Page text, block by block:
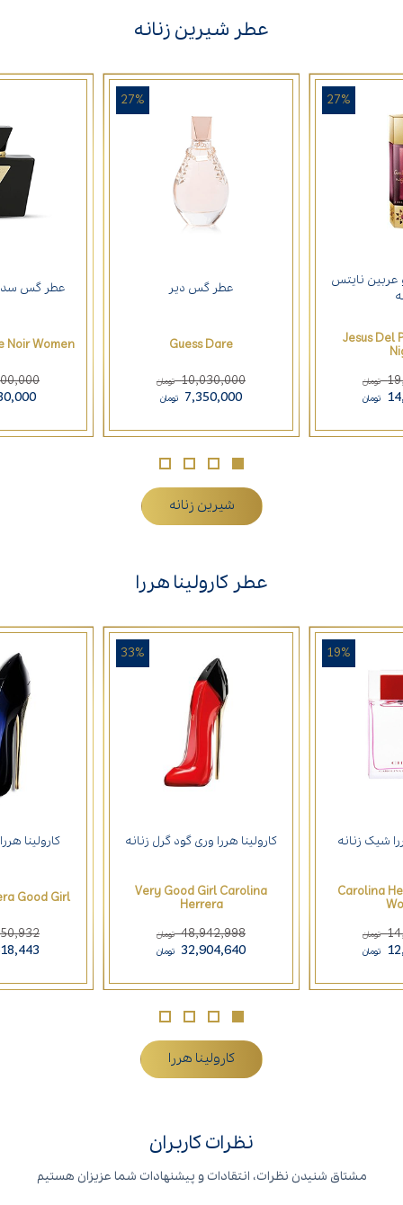
عطر شیرین زنانه
27%
نایتس
Jesus Del
تومان
تومان
27%
عطر گس دیر
Guess Dare
10,030,000 تومان
7,350,000 تومان
عطر گس
Noir Women
شیرین زنانه
عطر کارولینا هررا
19%
شیک زنانه
Carolina
تومان
تومان
33%
کارولینا هررا وری گود گرل زنانه
Very Good Girl Carolina
Herrera
48,942,998 تومان
32,904,640 تومان
کارولینا
Good Girl
کارولینا هررا
نظرات کاربران
مشتاق شنیدن نظرات، انتقادات و پیشنهادات شما عزیزان هستیم